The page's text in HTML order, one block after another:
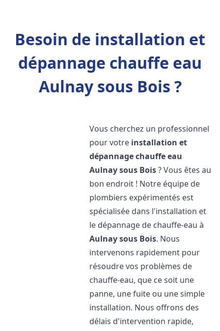
Besoin de installation et
dépannage chauffe eau
Aulnay sous Bois ?
Vous cherchez un professionnel
pour votre installation et
dépannage chauffe eau
Aulnay sous Bois? Vous êtes au
bon endroit ! Notre équipe de
plombiers expérimentés est
spécialisée dans l'installation et
le dépannage de chauffe-eau à
Aulnay sous Bois. Nous
intervenons rapidement pour
résoudre vos problèmes de
chauffe-eau, que ce soit une
panne, une fuite ou une simple
installation. Nous offrons des
délais d'intervention rapide,